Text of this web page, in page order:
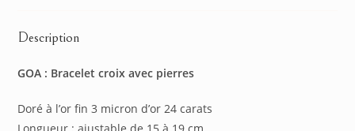
Description
GOA : Bracelet croix avec pierres
Doré à l’or fin 3 micron d’or 24 carats